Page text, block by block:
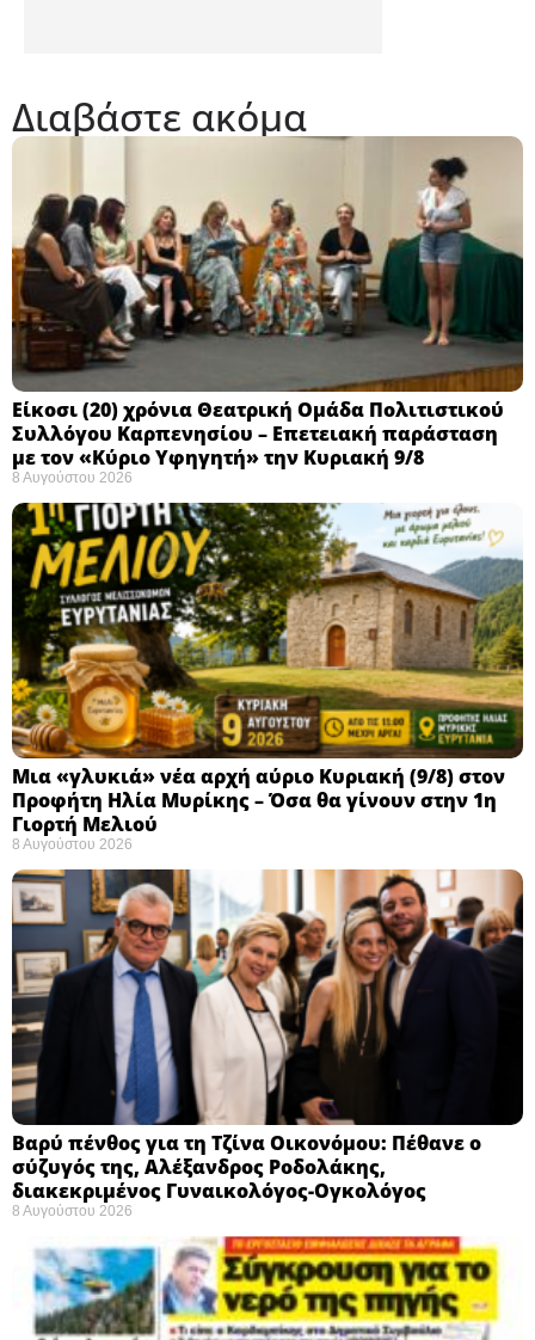
Διαβάστε ακόμα
Eίκοσι (20) χρόνια Θεατρική Ομάδα Πολιτιστικού
Συλλόγου Καρπενησίου – Επετειακή παράσταση
με τον «Κύριο Υφηγητή» την Κυριακή 9/8
8 Αυγούστου 2026
Μια «γλυκιά» νέα αρχή αύριο Κυριακή (9/8) στον
Προφήτη Ηλία Μυρίκης – Όσα θα γίνουν στην 1η
Γιορτή Μελιού
8 Αυγούστου 2026
Βαρύ πένθος για τη Τζίνα Οικονόμου: Πέθανε ο
σύζυγός της, Αλέξανδρος Ροδολάκης,
διακεκριμένος Γυναικολόγος-Ογκολόγος
8 Αυγούστου 2026